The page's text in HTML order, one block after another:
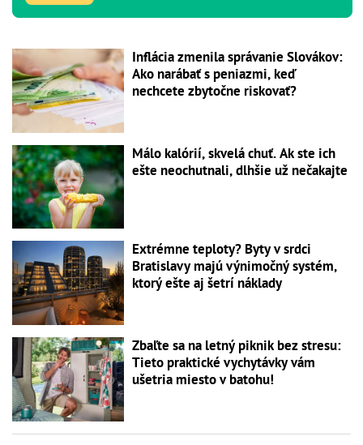
Inflácia zmenila správanie Slovákov:
Ako narábať s peniazmi, keď
nechcete zbytočne riskovať?
Málo kalórií, skvelá chuť. Ak ste ich
ešte neochutnali, dlhšie už nečakajte
Extrémne teploty? Byty v srdci
Bratislavy majú výnimočný systém,
ktorý ešte aj šetrí náklady
Zbaľte sa na letný piknik bez stresu:
Tieto praktické vychytávky vám
ušetria miesto v batohu!